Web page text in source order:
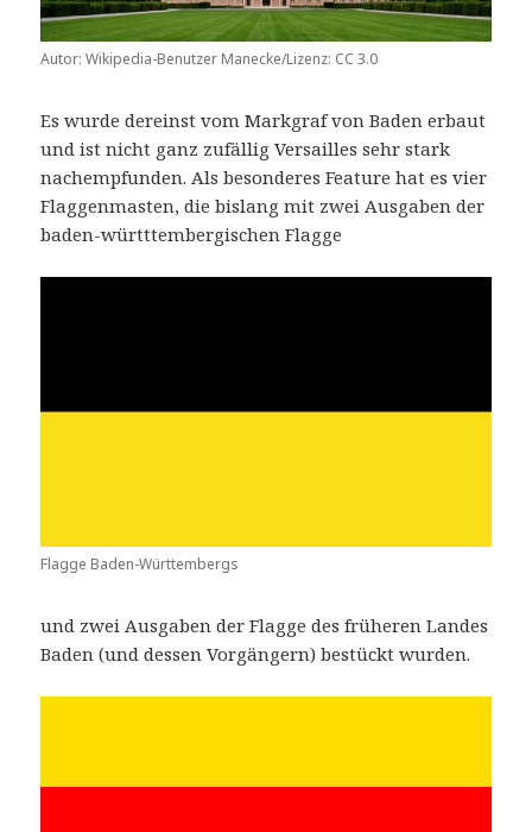
Autor: Wikipedia-Benutzer Manecke/Lizenz: CC 3.0
Es wurde dereinst vom Markgraf von Baden erbaut
und ist nicht ganz zufällig Versailles sehr stark
nachempfunden. Als besonderes Feature hat es vier
Flaggenmasten, die bislang mit zwei Ausgaben der
baden-württtembergischen Flagge
Flagge Baden-Württembergs
und zwei Ausgaben der Flagge des früheren Landes
Baden (und dessen Vorgängern) bestückt wurden.